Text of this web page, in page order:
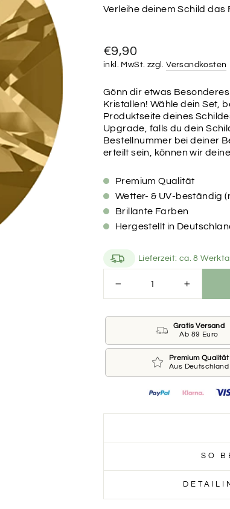
Verleihe deinem Schild das
Normaler
Preis
€9,90
inkl. MwSt. zzgl.Versandkosten
Gönn dir etwas
Kristallen! Wähle dein Set,
Produktseite deines
Upgrade, falls du dein
Bestellnummer bei deiner
erteilt sein, können wir
Premium Qualität
Wetter- & UV-beständig
Brillante Farben
Hergestellt in
Lieferzeit: ca. 8
Gratis Versand
Ab 89 Euro
Premium Qualität
Aus Deutschland
SO